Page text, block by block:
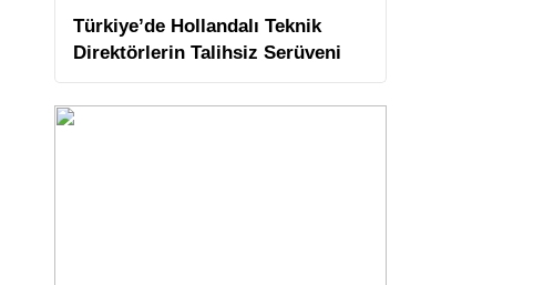
Türkiye’de Hollandalı Teknik
Direktörlerin Talihsiz Serüveni